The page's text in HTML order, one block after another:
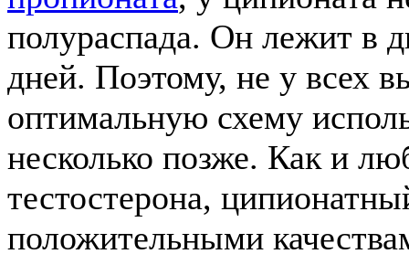
полураспада. Он лежит в
дней. Поэтому, не у всех
оптимальную схему
несколько позже. Как и
тестостерона,
положительными